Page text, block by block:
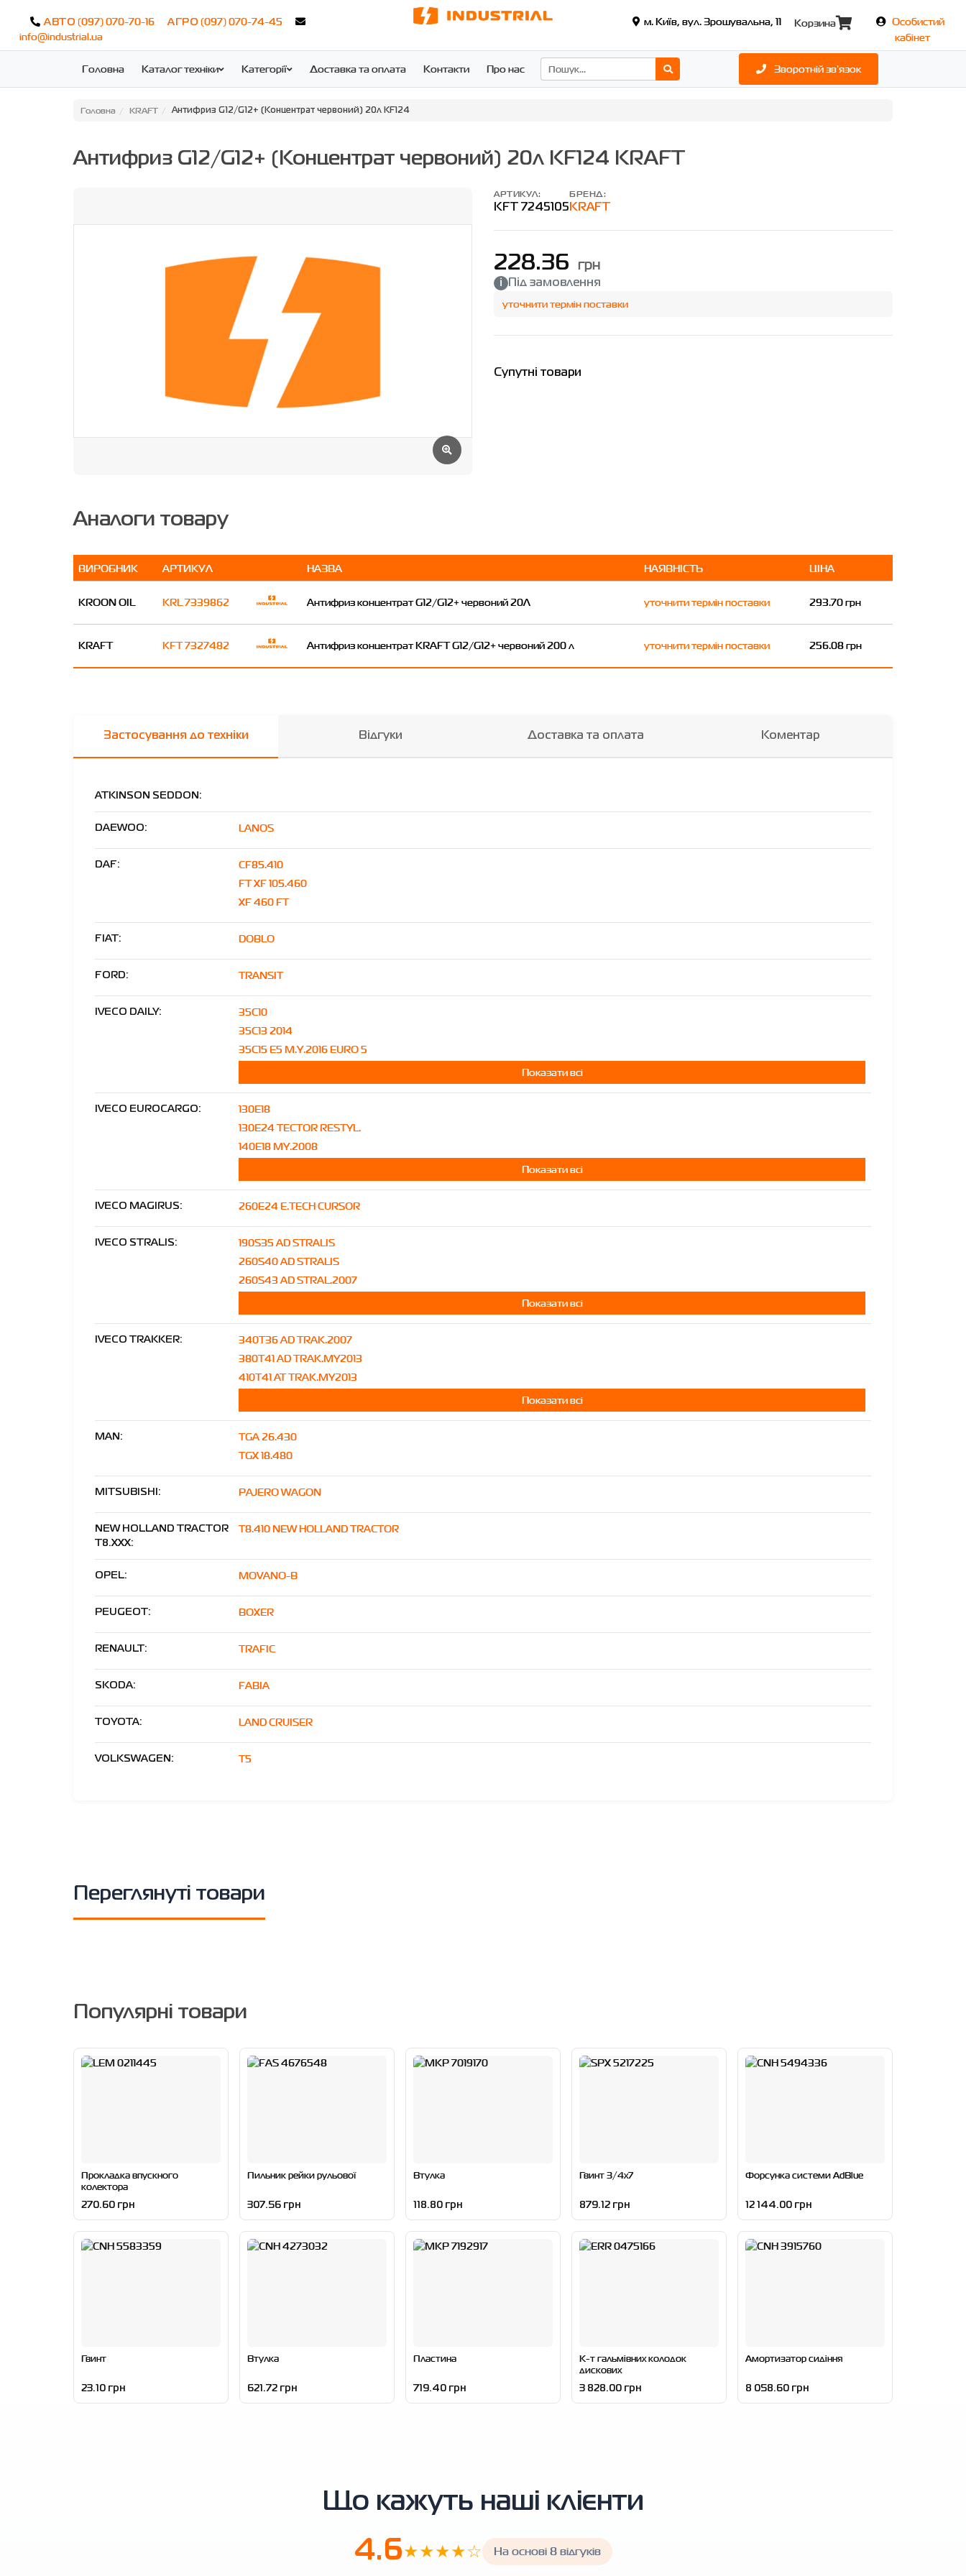
АВТО (097) 070-70-16 АГРО (097) 070-74-45
info@industrial.ua
м. Київ, вул. Зрошувальна, 11 Корзина
Особистий
кабінет
Головна Каталог техніки Категорії Доставка та оплата Контакти Про нас Зворотній зв'язок
Головна KRAFT Антифриз G12/G12+ (Концентрат червоний) 20л KF124
Антифриз G12/G12+ (Концентрат червоний) 20л KF124 KRAFT
АРТИКУЛ:
KFT 7245105
БРЕНД:
KRAFT
228.36 грн
Під замовлення
уточнити термін поставки
Супутні товари
Аналоги товару
ВИРОБНИК АРТИКУЛ НАЗВА НАЯВНІСТЬ ЦІНА
KROON OIL KRL 7339862 Антифриз концентрат G12/G12+ червоний 20Л уточнити термін поставки 293.70 грн
KRAFT KFT 7327482 Антифриз концентрат KRAFT G12/G12+ червоний 200 л уточнити термін поставки 256.08 грн
Застосування до техніки Відгуки Доставка та оплата Коментар
ATKINSON SEDDON:
DAEWOO: LANOS
DAF:
CF85.410
FT XF 105.460
XF 460 FT
FIAT: DOBLO
FORD: TRANSIT
IVECO DAILY:
35C10
35C13 2014
35C15 E5 M.Y.2016 EURO 5
Показати всі
IVECO EUROCARGO:
130E18
130E24 TECTOR RESTYL.
140E18 MY.2008
Показати всі
IVECO MAGIRUS: 260E24 E.TECH CURSOR
IVECO STRALIS:
190S35 AD STRALIS
260S40 AD STRALIS
260S43 AD STRAL.2007
Показати всі
IVECO TRAKKER:
340T36 AD TRAK.2007
380T41 AD TRAK.MY2013
410T41 AT TRAK.MY2013
Показати всі
MAN:
TGA 26.430
TGX 18.480
MITSUBISHI: PAJERO WAGON
NEW HOLLAND TRACTOR
T8.XXX:
T8.410 NEW HOLLAND TRACTOR
OPEL: MOVANO-B
PEUGEOT: BOXER
RENAULT: TRAFIC
SKODA: FABIA
TOYOTA: LAND CRUISER
VOLKSWAGEN: T5
Переглянуті товари
Популярні товари
Прокладка впускного
колектора
270.60 грн
Пильник рейки рульової
307.56 грн
Втулка
118.80 грн
Гвинт 3/4x7
879.12 грн
Форсунка системи AdBlue
12 144.00 грн
Гвинт
23.10 грн
Втулка
621.72 грн
Пластина
719.40 грн
К-т гальмівних колодок
дискових
3 828.00 грн
Амортизатор сидіння
8 058.60 грн
Що кажуть наші клієнти
4.6★★★★☆ На основі 8 відгуків